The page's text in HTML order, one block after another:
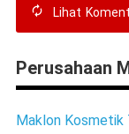
Lihat
Perusahaan
Maklon Kosmetik